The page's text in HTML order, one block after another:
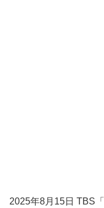
2025年8月15日 TBS「